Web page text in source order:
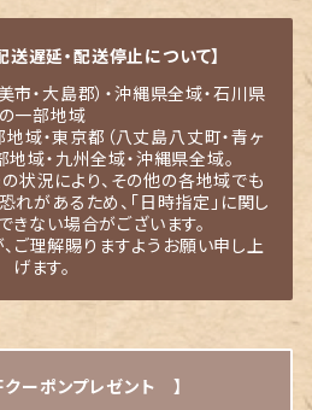
送遅延・配送停止について】
市・大島郡）・沖縄県全域・石川県
の一部地域
域・東京都（八丈島八丈町・青ヶ
地域・九州全域・沖縄県全域。
状況により、その他の各地域でも
れがあるため、「日時指定」に関し
きない場合がございます。
ご理解賜りますようお願い申し上
げます。
ーポンプレゼント 】